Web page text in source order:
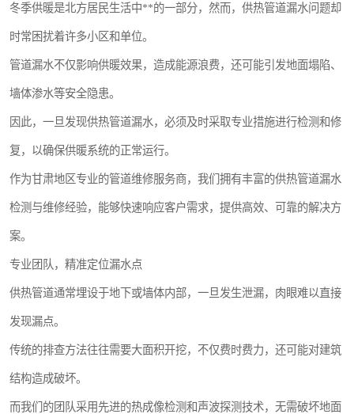
冬季供暖是北方居民生活中**的一部分，然而，供热管道漏水问题却
时常困扰着许多小区和单位。
管道漏水不仅影响供暖效果，造成能源浪费，还可能引发地面塌陷、
墙体渗水等安全隐患。
因此，一旦发现供热管道漏水，必须及时采取专业措施进行检测和修
复，以确保供暖系统的正常运行。
作为甘肃地区专业的管道维修服务商，我们拥有丰富的供热管道漏水
检测与维修经验，能够快速响应客户需求，提供高效、可靠的解决方
案。
专业团队，精准定位漏水点
供热管道通常埋设于地下或墙体内部，一旦发生泄漏，肉眼难以直接
发现漏点。
传统的排查方法往往需要大面积开挖，不仅费时费力，还可能对建筑
结构造成破坏。
而我们的团队采用先进的热成像检测和声波探测技术，无需破坏地面